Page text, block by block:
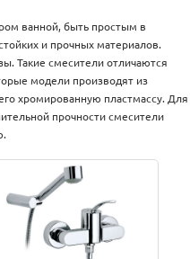
ванной, быть простым в
и прочных материалов.
Такие смесители отличаются
модели производят из
хромированную пластмассу. Для
прочности смесители